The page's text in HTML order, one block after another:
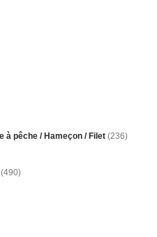
à pêche / Hameçon / Filet (236)
(490)